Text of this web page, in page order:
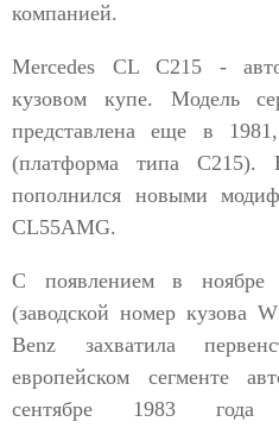
компанией.
Mercedes CL C215 -
кузовом купе. Модель
представлена еще в
(платформа типа С215).
пополнился новыми
CL55AMG.
С появлением в ноябре
(заводской номер кузова
Benz захватила
европейском сегменте
сентябре 1983 года